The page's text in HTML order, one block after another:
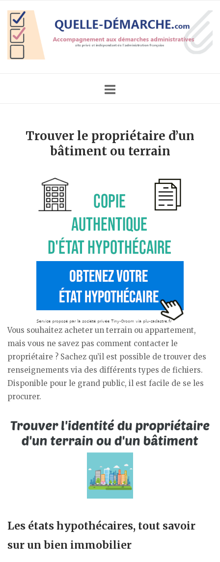
content
Home
Trouver le propriétaire d’un
bâtiment ou terrain
Vous souhaitez acheter un terrain ou appartement,
mais vous ne savez pas comment contacter le
propriétaire ? Sachez qu’il est possible de trouver des
renseignements via des différents types de fichiers.
Disponible pour le grand public, il est facile de se les
procurer.
Les états hypothécaires, tout savoir
sur un bien immobilier